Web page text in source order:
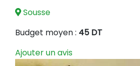
Sousse
Budget moyen : 45 DT
Ajouter un avis